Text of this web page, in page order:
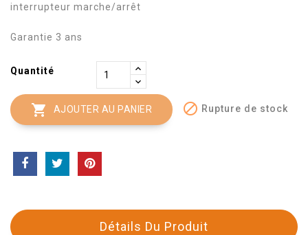
interrupteur marche/arrêt
Garantie 3 ans
Quantité
 AJOUTER AU PANIER  Rupture de stock
Détails Du Produit